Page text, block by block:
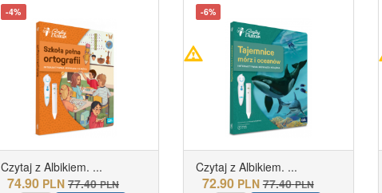
-4%
Czytaj z Albikiem. ...
74.90 PLN 77.40 PLN
-6%
Czytaj z Albikiem. ...
72.90 PLN 77.40 PLN